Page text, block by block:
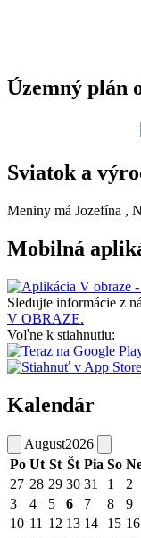
Územný plán
Sviatok a
Meniny má Jozefína ,
Mobilná
Sledujte informácie z
V OBRAZE.
Voľne k stiahnutiu:
Kalendár
August2026
Po Ut St Št Pia So
27 28 29 30 31 1
2
3
4 5 6 7 8
9
10 11 12 13 14 15 16